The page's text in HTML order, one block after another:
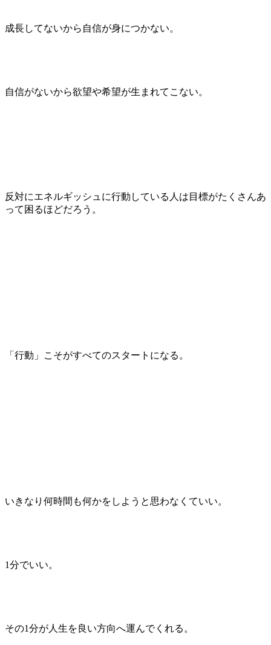
成長してないから自信が身につかない。
自信がないから欲望や希望が生まれてこない。
反対にエネルギッシュに行動している人は目標がたくさんあ
って困るほどだろう。
「行動」こそがすべてのスタートになる。
いきなり何時間も何かをしようと思わなくていい。
1分でいい。
その1分が人生を良い方向へ運んでくれる。